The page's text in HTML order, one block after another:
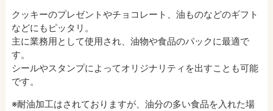
クッキーのプレゼントやチョコレート、油ものなどのギフト
などにもピッタリ。
主に業務用として使用され、油物や食品のパックに最適で
す。
シールやスタンプによってオリジナリティを出すことも可能
です。
※耐油加工はされておりますが、油分の多い食品を入れた場